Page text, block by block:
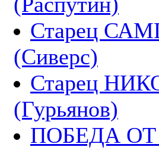
Старец
(Сиверс)
Старец
(Гурьянов)
ПОБЕДА ОТ